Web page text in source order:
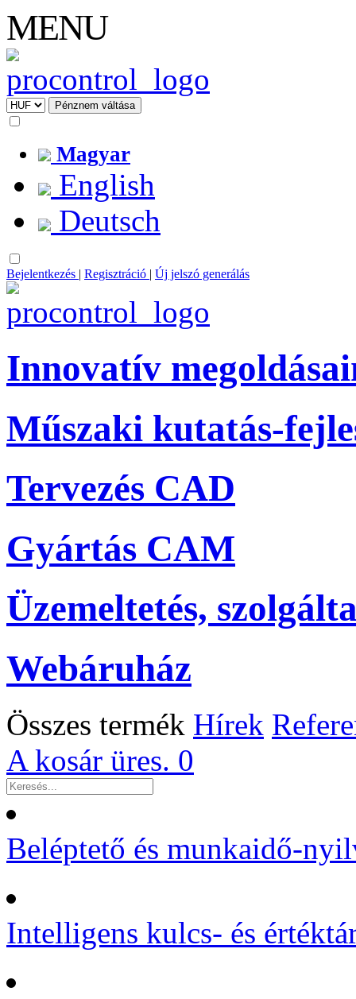
MENU
Magyar
English
Deutsch
Bejelentkezés | Regisztráció | Új jelszó generálás
Innovatív
Műszaki kutatás-
Tervezés CAD
Gyártás CAM
Üzemeltetés,
Webáruház
Összes termék Hírek
A kosár üres. 0
Beléptető és munkaidő-
Intelligens kulcs- és